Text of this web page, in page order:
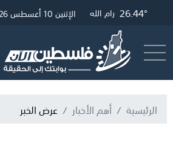
27.96° غزة 27.23° القدس 26.44° رام الله الإثنين 10 أغسطس 2026
الرئيسية أهم الأخبار عرض الخبر